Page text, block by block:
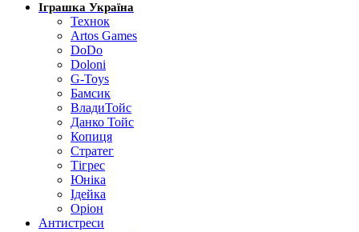
Іграшка Україна
Технок
Artos Games
DoDo
Doloni
G-Toys
Бамсик
ВладиТойс
Данко Тойс
Копиця
Стратег
Тігрес
Юніка
Ідейка
Оріон
Антистреси